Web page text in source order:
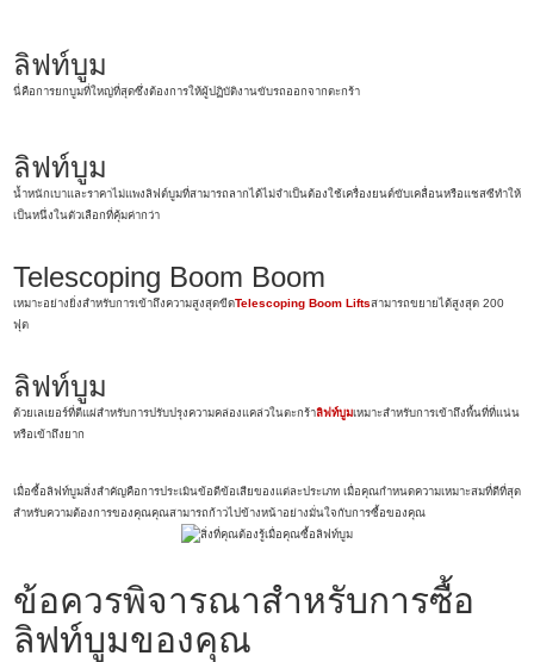
ลิฟท์บูม
นี่คือการยกบูมที่ใหญ่ที่สุดซึ่งต้องการให้ผู้ปฏิบัติงานขับรถออกจากตะกร้า
ลิฟท์บูม
น้ำหนักเบาและราคาไม่แพงลิฟต์บูมที่สามารถลากได้ไม่จำเป็นต้องใช้เครื่องยนต์ขับเคลื่อนหรือแชสซีทำให้
เป็นหนึ่งในตัวเลือกที่คุ้มค่ากว่า
Telescoping Boom Boom
เหมาะอย่างยิ่งสำหรับการเข้าถึงความสูงสุดขีดTelescoping Boom Liftsสามารถขยายได้สูงสุด 200
ฟุต
ลิฟท์บูม
ด้วยเลเยอร์ที่ตีแผ่สำหรับการปรับปรุงความคล่องแคล่วในตะกร้าลิฟท์บูมเหมาะสำหรับการเข้าถึงพื้นที่ที่แน่น
หรือเข้าถึงยาก
เมื่อซื้อลิฟท์บูมสิ่งสำคัญคือการประเมินข้อดีข้อเสียของแต่ละประเภท เมื่อคุณกำหนดความเหมาะสมที่ดีที่สุด
สำหรับความต้องการของคุณคุณสามารถก้าวไปข้างหน้าอย่างมั่นใจกับการซื้อของคุณ
ข้อควรพิจารณาสำหรับการซื้อ
ลิฟท์บูมของคุณ